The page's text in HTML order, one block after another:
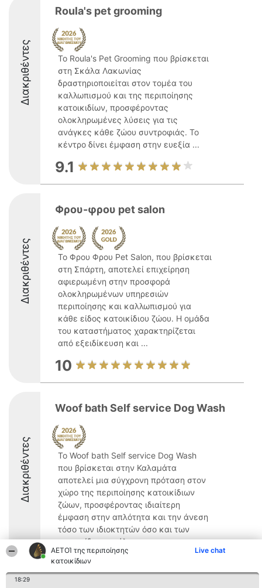
ΑΕΤΟΊ της περιποίησης
κατοικίδιων
Live chat
18:29
Διακριθέντες
Roula's pet grooming
Το Roula's Pet Grooming που βρίσκεται
στη Σκάλα Λακωνίας
δραστηριοποιείται στον τομέα του
καλλωπισμού και της περιποίησης
κατοικιδίων, προσφέροντας
ολοκληρωμένες λύσεις για τις
ανάγκες κάθε ζώου συντροφιάς. Το
κέντρο δίνει έμφαση στην ευεξία ...
9.1
Διακριθέντες
Φρου-φρου pet salon
Το Φρου Φρου Pet Salon, που βρίσκεται
στη Σπάρτη, αποτελεί επιχείρηση
αφιερωμένη στην προσφορά
ολοκληρωμένων υπηρεσιών
περιποίησης και καλλωπισμού για
κάθε είδος κατοικίδιου ζώου. Η ομάδα
του καταστήματος χαρακτηρίζεται
από εξειδίκευση και ...
10
Διακριθέντες
Woof bath Self service Dog Wash
Το Woof bath Self service Dog Wash
που βρίσκεται στην Καλαμάτα
αποτελεί μια σύγχρονη πρόταση στον
χώρο της περιποίησης κατοικίδιων
ζώων, προσφέροντας ιδιαίτερη
έμφαση στην απλότητα και την άνεση
τόσο των ιδιοκτητών όσο και των
κατοικίδιων σκύλων. ...
9.3